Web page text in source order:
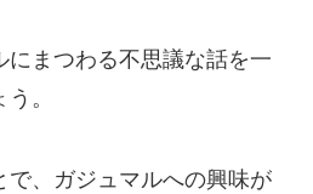
にまつわる不思議な話を一
。
で、ガジュマルへの興味が